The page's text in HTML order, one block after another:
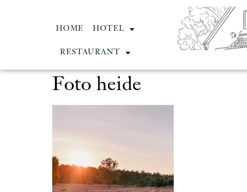
HOME HOTEL
RESTAURANT
Foto heide